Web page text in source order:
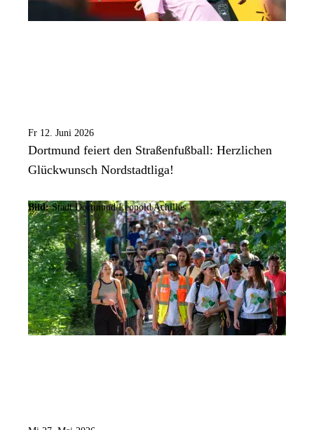
Fr 12. Juni 2026
Dortmund feiert den Straßenfußball: Herzlichen
Glückwunsch Nordstadtliga!
Bild: Stadt Dortmund/Leopold Achilles